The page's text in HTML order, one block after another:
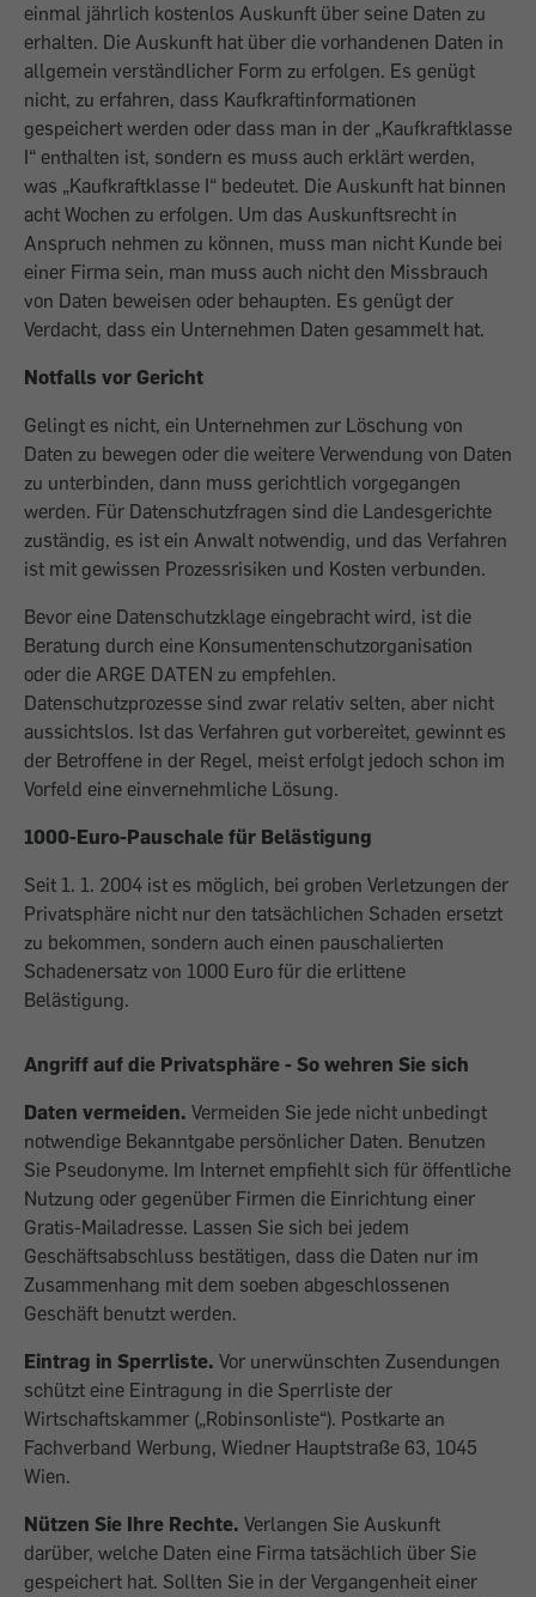
einmal jährlich kostenlos Auskunft über seine Daten zu
erhalten. Die Auskunft hat über die vorhandenen Daten in
allgemein verständlicher Form zu erfolgen. Es genügt
nicht, zu erfahren, dass Kaufkraftinformationen
gespeichert werden oder dass man in der „Kaufkraftklasse
I“ enthalten ist, sondern es muss auch erklärt werden,
was „Kaufkraftklasse I“ bedeutet. Die Auskunft hat binnen
acht Wochen zu erfolgen. Um das Auskunftsrecht in
Anspruch nehmen zu können, muss man nicht Kunde bei
einer Firma sein, man muss auch nicht den Missbrauch
von Daten beweisen oder behaupten. Es genügt der
Verdacht, dass ein Unternehmen Daten gesammelt hat.
Notfalls vor Gericht
Gelingt es nicht, ein Unternehmen zur Löschung von
Daten zu bewegen oder die weitere Verwendung von Daten
zu unterbinden, dann muss gerichtlich vorgegangen
werden. Für Datenschutzfragen sind die Landesgerichte
zuständig, es ist ein Anwalt notwendig, und das Verfahren
ist mit gewissen Prozessrisiken und Kosten verbunden.
Bevor eine Datenschutzklage eingebracht wird, ist die
Beratung durch eine Konsumentenschutzorganisation
oder die ARGE DATEN zu empfehlen.
Datenschutzprozesse sind zwar relativ selten, aber nicht
aussichtslos. Ist das Verfahren gut vorbereitet, gewinnt es
der Betroffene in der Regel, meist erfolgt jedoch schon im
Vorfeld eine einvernehmliche Lösung.
1000-Euro-Pauschale für Belästigung
Seit 1. 1. 2004 ist es möglich, bei groben Verletzungen der
Privatsphäre nicht nur den tatsächlichen Schaden ersetzt
zu bekommen, sondern auch einen pauschalierten
Schadenersatz von 1000 Euro für die erlittene
Belästigung.
Angriff auf die Privatsphäre - So wehren Sie sich
Daten vermeiden. Vermeiden Sie jede nicht unbedingt
notwendige Bekanntgabe persönlicher Daten. Benutzen
Sie Pseudonyme. Im Internet empfiehlt sich für öffentliche
Nutzung oder gegenüber Firmen die Einrichtung einer
Gratis-Mailadresse. Lassen Sie sich bei jedem
Geschäftsabschluss bestätigen, dass die Daten nur im
Zusammenhang mit dem soeben abgeschlossenen
Geschäft benutzt werden.
Eintrag in Sperrliste. Vor unerwünschten Zusendungen
schützt eine Eintragung in die Sperrliste der
Wirtschaftskammer („Robinsonliste“). Postkarte an
Fachverband Werbung, Wiedner Hauptstraße 63, 1045
Wien.
Nützen Sie Ihre Rechte. Verlangen Sie Auskunft
darüber, welche Daten eine Firma tatsächlich über Sie
gespeichert hat. Sollten Sie in der Vergangenheit einer